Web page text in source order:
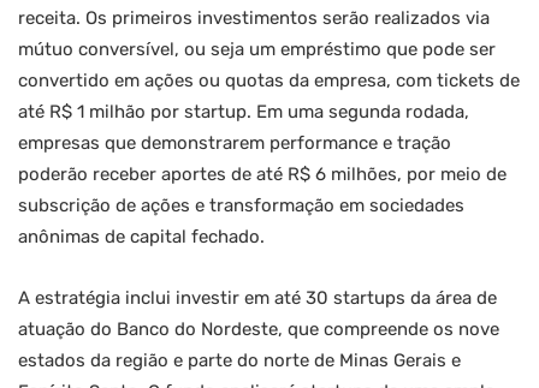
receita. Os primeiros investimentos serão realizados via
mútuo conversível, ou seja um empréstimo que pode ser
convertido em ações ou quotas da empresa, com tickets de
até R$ 1 milhão por startup. Em uma segunda rodada,
empresas que demonstrarem performance e tração
poderão receber aportes de até R$ 6 milhões, por meio de
subscrição de ações e transformação em sociedades
anônimas de capital fechado.
A estratégia inclui investir em até 30 startups da área de
atuação do Banco do Nordeste, que compreende os nove
estados da região e parte do norte de Minas Gerais e